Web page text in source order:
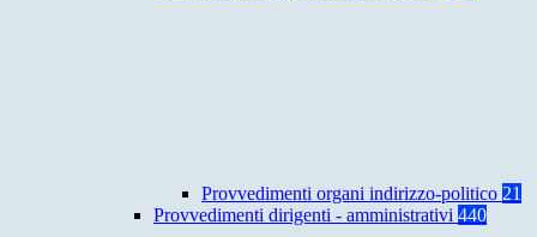
Provvedimenti organi indirizzo-politico 21
Provvedimenti dirigenti - amministrativi 440